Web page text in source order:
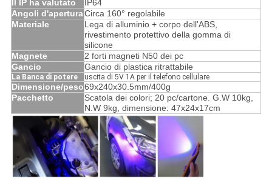
Il IP ha valutato
IP64
Angoli d'aperturaCirca 160° regolabile
Materiale
Lega di alluminio + corpo dell'ABS,
rivestimento protettivo della gomma di
silicone
Magnete
2 forti magneti N50 dei pc
Gancio
Gancio di plastica ritrattabile
La Banca di potere uscita di 5V 1A per il telefono cellulare
Dimensione/peso69x240x30.5mm/400g
Pacchetto
Scatola dei colori; 20 pc/cartone. G.W 10kg,
N.W 9kg, dimensione: 47x24x17cm